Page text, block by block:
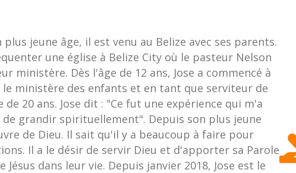
plus jeune âge, il est venu au Belize avec ses parents.
une église à Belize City où le pasteur Nelson
ministère. Dès l'âge de 12 ans, Jose a commencé à
ministère des enfants et en tant que serviteur de
20 ans. Jose dit : "Ce fut une expérience qui m'a
grandir spirituellement". Depuis son plus jeune
de Dieu. Il sait qu'il y a beaucoup à faire pour
Il a le désir de servir Dieu et d'apporter sa Parole
dans leur vie. Depuis janvier 2018, Jose est le